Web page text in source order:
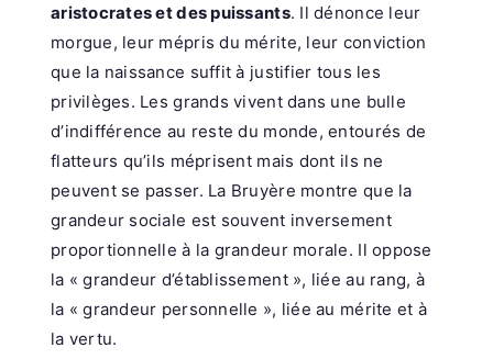
aristocrates et des puissants. Il dénonce leur
morgue, leur mépris du mérite, leur conviction
que la naissance suffit à justifier tous les
privilèges. Les grands vivent dans une bulle
d’indifférence au reste du monde, entourés de
flatteurs qu’ils méprisent mais dont ils ne
peuvent se passer. La Bruyère montre que la
grandeur sociale est souvent inversement
proportionnelle à la grandeur morale. Il oppose
la « grandeur d’établissement », liée au rang, à
la « grandeur personnelle », liée au mérite et à
la vertu.